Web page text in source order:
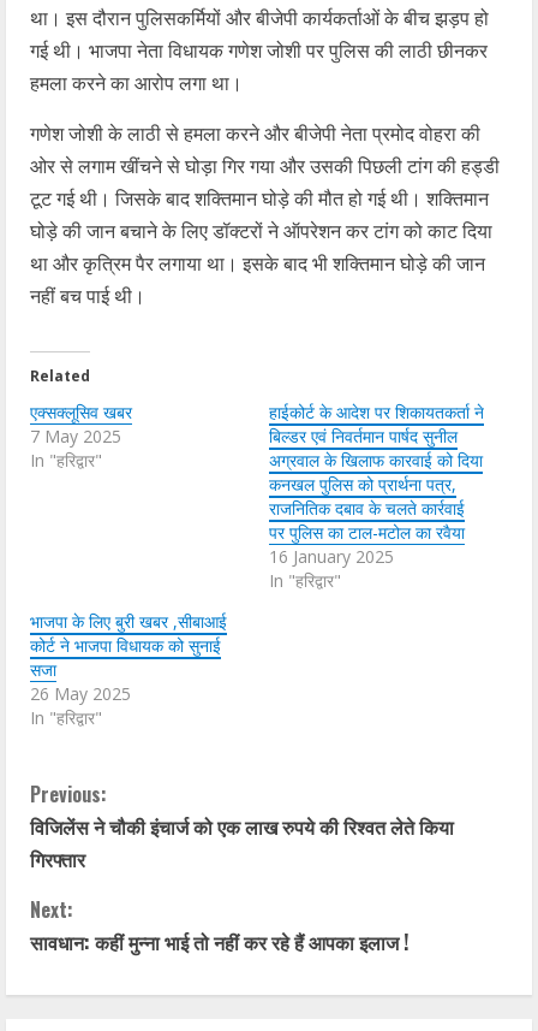
था। इस दौरान पुलिसकर्मियों और बीजेपी कार्यकर्ताओं के बीच झड़प हो
गई थी। भाजपा नेता विधायक गणेश जोशी पर पुलिस की लाठी छीनकर
हमला करने का आरोप लगा था।
गणेश जोशी के लाठी से हमला करने और बीजेपी नेता प्रमोद वोहरा की
ओर से लगाम खींचने से घोड़ा गिर गया और उसकी पिछली टांग की हड्डी
टूट गई थी। जिसके बाद शक्तिमान घोड़े की मौत हो गई थी। शक्तिमान
घोड़े की जान बचाने के लिए डॉक्टरों ने ऑपरेशन कर टांग को काट दिया
था और कृत्रिम पैर लगाया था। इसके बाद भी शक्तिमान घोड़े की जान
नहीं बच पाई थी।
Related
एक्सक्लूसिव खबर
7 May 2025
In "हरिद्वार"
हाईकोर्ट के आदेश पर शिकायतकर्ता ने
बिल्डर एवं निवर्तमान पार्षद सुनील
अग्रवाल के खिलाफ कारवाई को दिया
कनखल पुलिस को प्रार्थना पत्र,
राजनितिक दबाव के चलते कार्रवाई
पर पुलिस का टाल-मटोल का रवैया
16 January 2025
In "हरिद्वार"
भाजपा के लिए बुरी खबर ,सीबाआई
कोर्ट ने भाजपा विधायक को सुनाई
सजा
26 May 2025
In "हरिद्वार"
C
o
n
t
i
Previous:
विजिलेंस ने चौकी इंचार्ज को एक लाख रुपये की रिश्वत लेते किया
गिरफ्तार
Next:
सावधान: कहीं मुन्ना भाई तो नहीं कर रहे हैं आपका इलाज !